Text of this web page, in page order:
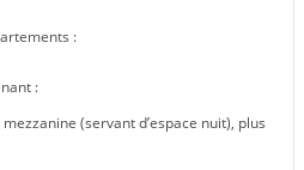
:
:
(servant d’espace nuit), plus